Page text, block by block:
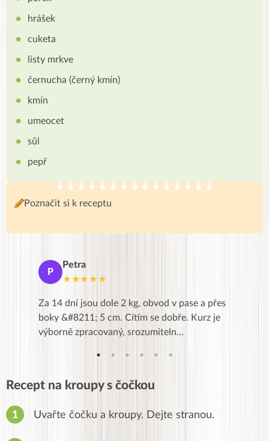
hrášek
cuketa
listy mrkve
černucha (černý kmín)
kmín
umeocet
sůl
pepř
Poznačit si k receptu
P
Petra
★★★★★
Za 14 dní jsou dole 2 kg, obvod v pase a přes
boky &#8211; 5 cm. Cítím se dobře. Kurz je
výborně zpracovaný, srozumiteln…
Recept na kroupy s čočkou
Uvařte čočku a kroupy. Dejte stranou.